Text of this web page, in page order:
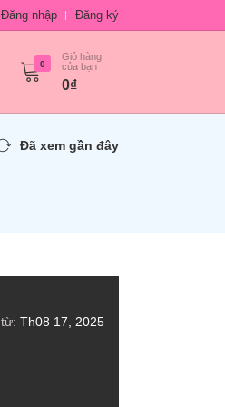
Đăng nhập Đăng ký
0
Giỏ hàng
của bạn
0₫
Đã xem gần đây
Th08 17, 2025